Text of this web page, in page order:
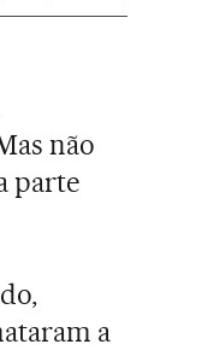
não
parte
a